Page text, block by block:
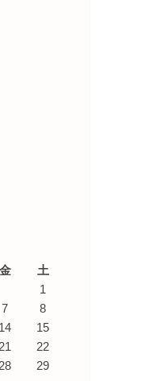
金
土
1
7
8
14
15
21
22
28
29